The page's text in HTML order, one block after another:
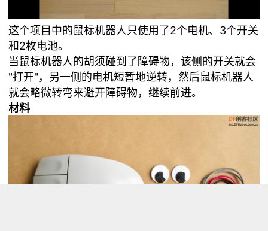
这个项目中的鼠标机器人只使用了2个电机、3个开关
和2枚电池。
当鼠标机器人的胡须碰到了障碍物，该侧的开关就会
"打开"，另一侧的电机短暂地逆转，然后鼠标机器人
就会略微转弯来避开障碍物，继续前进。
材料